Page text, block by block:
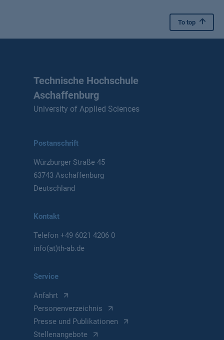
To top
Technische Hochschule
Aschaffenburg
University of Applied Sciences
Postanschrift
Würzburger Straße 45
63743 Aschaffenburg
Deutschland
Kontakt
Telefon+49 6021 4206 0
info(at)th-ab.de
Service
Anfahrt
Personenverzeichnis
Presse und Publikationen
Stellenangebote